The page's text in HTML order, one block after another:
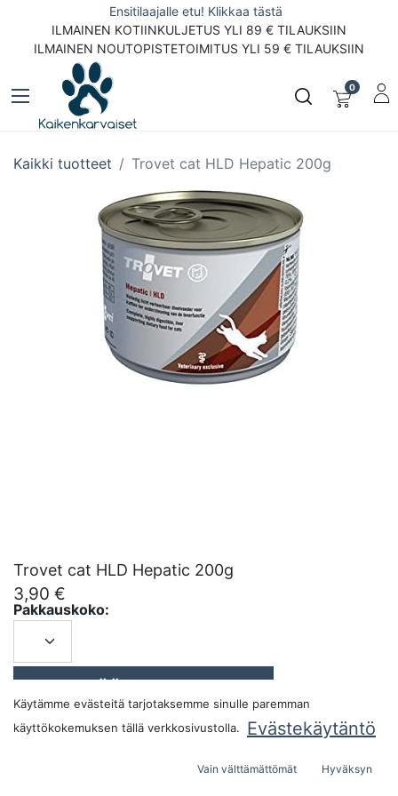
Ensitilaajalle etu! Klikkaa tästä
ILMAINEN KOTIINKULJETUS YLI 89 € TILAUKSIIN
ILMAINEN NOUTOPISTETOIMITUS YLI 59 € TILAUKSIIN
0
Kaikki tuotteet Trovet cat HLD Hepatic 200g
Trovet cat HLD Hepatic 200g
3,90 €
Pakkauskoko:
Käytämme evästeitä tarjotaksemme sinulle paremman
käyttökokemuksen tällä verkkosivustolla.
Evästekäytäntö
Vain välttämättömät Hyväksyn